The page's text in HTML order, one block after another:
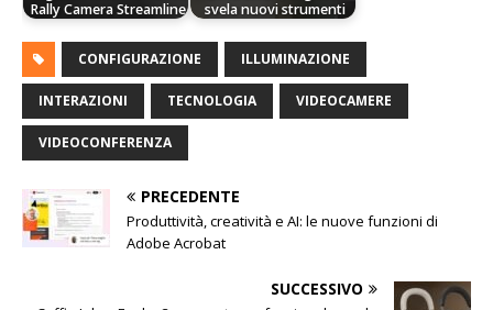
Rally Camera Streamline
svela nuovi strumenti
CONFIGURAZIONE ILLUMINAZIONE
INTERAZIONI TECNOLOGIA VIDEOCAMERE
VIDEOCONFERENZA
PRECEDENTE
Produttività, creatività e AI: le nuove funzioni di
Adobe Acrobat
SUCCESSIVO